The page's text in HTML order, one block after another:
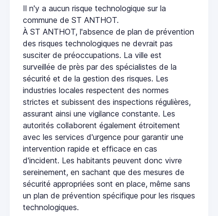
Il n'y a aucun risque technologique sur la
commune de ST ANTHOT.
À ST ANTHOT, l'absence de plan de prévention
des risques technologiques ne devrait pas
susciter de préoccupations. La ville est
surveillée de près par des spécialistes de la
sécurité et de la gestion des risques. Les
industries locales respectent des normes
strictes et subissent des inspections régulières,
assurant ainsi une vigilance constante. Les
autorités collaborent également étroitement
avec les services d'urgence pour garantir une
intervention rapide et efficace en cas
d'incident. Les habitants peuvent donc vivre
sereinement, en sachant que des mesures de
sécurité appropriées sont en place, même sans
un plan de prévention spécifique pour les risques
technologiques.